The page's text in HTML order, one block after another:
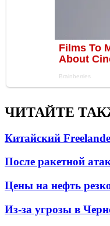
ЧИТАЙТЕ
Китайский
После ракетной
Цены на нефть
Из-за угрозы в